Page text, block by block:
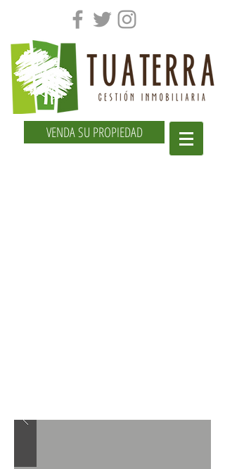
VENDA SU PROPIEDAD